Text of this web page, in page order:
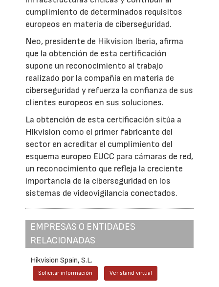
cumplimiento de determinados requisitos
europeos en materia de ciberseguridad.
Neo, presidente de Hikvision Iberia, afirma
que la obtención de esta certificación
supone un reconocimiento al trabajo
realizado por la compañía en materia de
ciberseguridad y refuerza la confianza de sus
clientes europeos en sus soluciones.
La obtención de esta certificación sitúa a
Hikvision como el primer fabricante del
sector en acreditar el cumplimiento del
esquema europeo EUCC para cámaras de red,
un reconocimiento que refleja la creciente
importancia de la ciberseguridad en los
sistemas de videovigilancia conectados.
EMPRESAS O ENTIDADES
RELACIONADAS
Hikvision Spain, S.L.
Solicitar información Ver stand virtual